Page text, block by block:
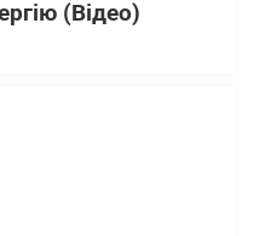
(Відео)